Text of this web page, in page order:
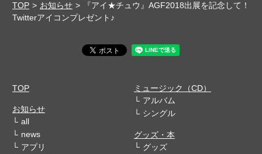
TOP お知らせ
『アイ★チュウ』AGF2018出展を記念して！
Twitterアイコンプレゼント♪
TOP
お知らせ
all
news
アプリ
ミュージック（CD）
アルバム
シングル
グッズ・本
グッズ